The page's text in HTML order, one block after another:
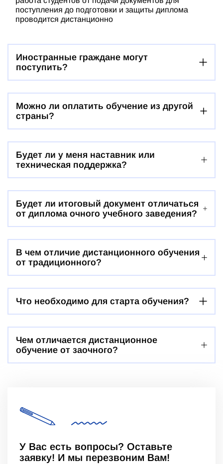
поступления до подготовки и защиты диплома
проводится дистанционно
Иностранные граждане могут
поступить?
Можно ли оплатить обучение из другой
страны?
Будет ли у меня наставник или
техническая поддержка?
Будет ли итоговый документ отличаться
от диплома очного учебного заведения?
В чем отличие дистанционного обучения
от традиционного?
Что необходимо для старта обучения?
Чем отличается дистанционное
обучение от заочного?
У Вас есть вопросы? Оставьте
заявку! И мы перезвоним Вам!